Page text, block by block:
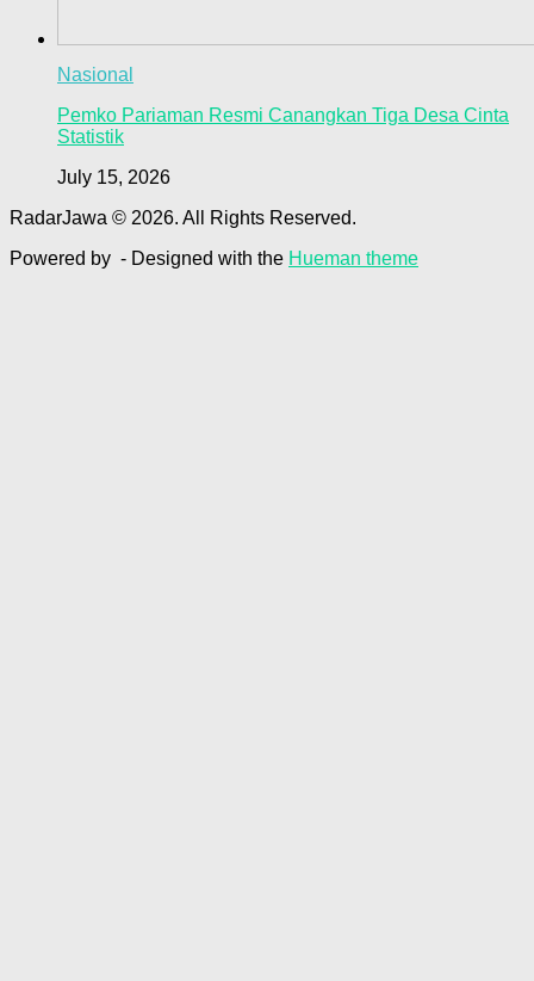
Nasional
Pemko Pariaman Resmi Canangkan Tiga Desa Cinta
Statistik
July 15, 2026
RadarJawa © 2026. All Rights Reserved.
Powered by - Designed with the Hueman theme